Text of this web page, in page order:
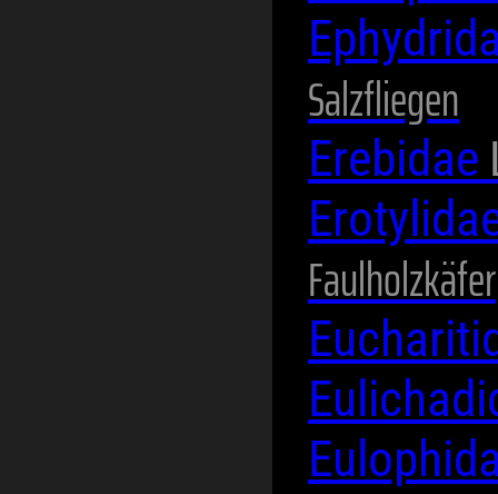
Salzfliegen
Erebidae
Faulholzkäfer